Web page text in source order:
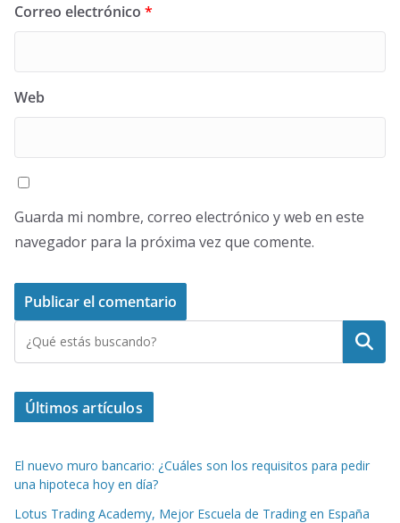
Correo electrónico *
Web
Guarda mi nombre, correo electrónico y web en este
navegador para la próxima vez que comente.
Buscar
Últimos artículos
El nuevo muro bancario: ¿Cuáles son los requisitos para pedir
una hipoteca hoy en día?
Lotus Trading Academy, Mejor Escuela de Trading en España